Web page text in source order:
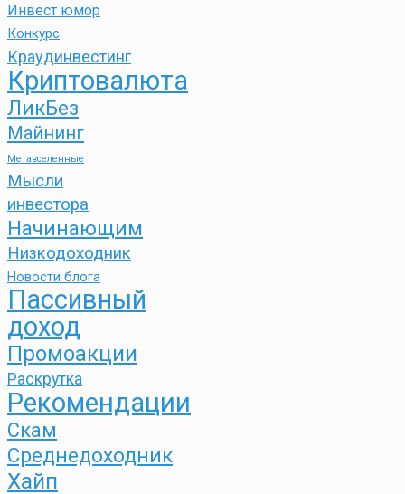
Инвест юмор
Конкурс
Краудинвестинг
Криптовалюта
ЛикБез
Майнинг
Метавселенные
Мысли
инвестора
Начинающим
Низкодоходник
Новости блога
Пассивный
доход
Промоакции
Раскрутка
Рекомендации
Скам
Среднедоходник
Хайп